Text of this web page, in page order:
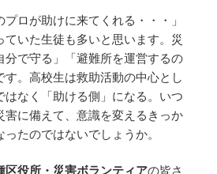
プロが助けに来てくれる・・・」
ていた生徒も多いと思います。災
分で守る」「避難所を運営するの
す。高校生は救助活動の中心とし
はなく「助ける側」になる。いつ
害に備えて、意識を変えるきっか
たのではないでしょうか。
区役所・災害ボランティアの皆さ